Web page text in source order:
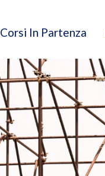
Corsi In Partenza